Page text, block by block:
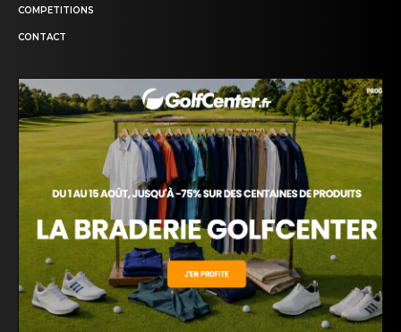
COMPETITIONS
CONTACT